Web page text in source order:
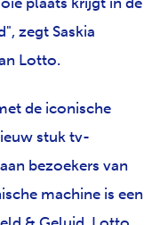
zegt Saskia
Lotto.
de iconische
stuk tv-
bezoekers van
machine is een